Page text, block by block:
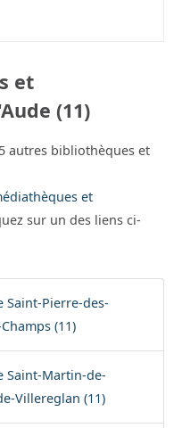
et
(11)
autres bibliothèques et
et
sur un des liens ci-
Pierre-des-
(11)
Saint-Martin-de-
Villereglan (11)